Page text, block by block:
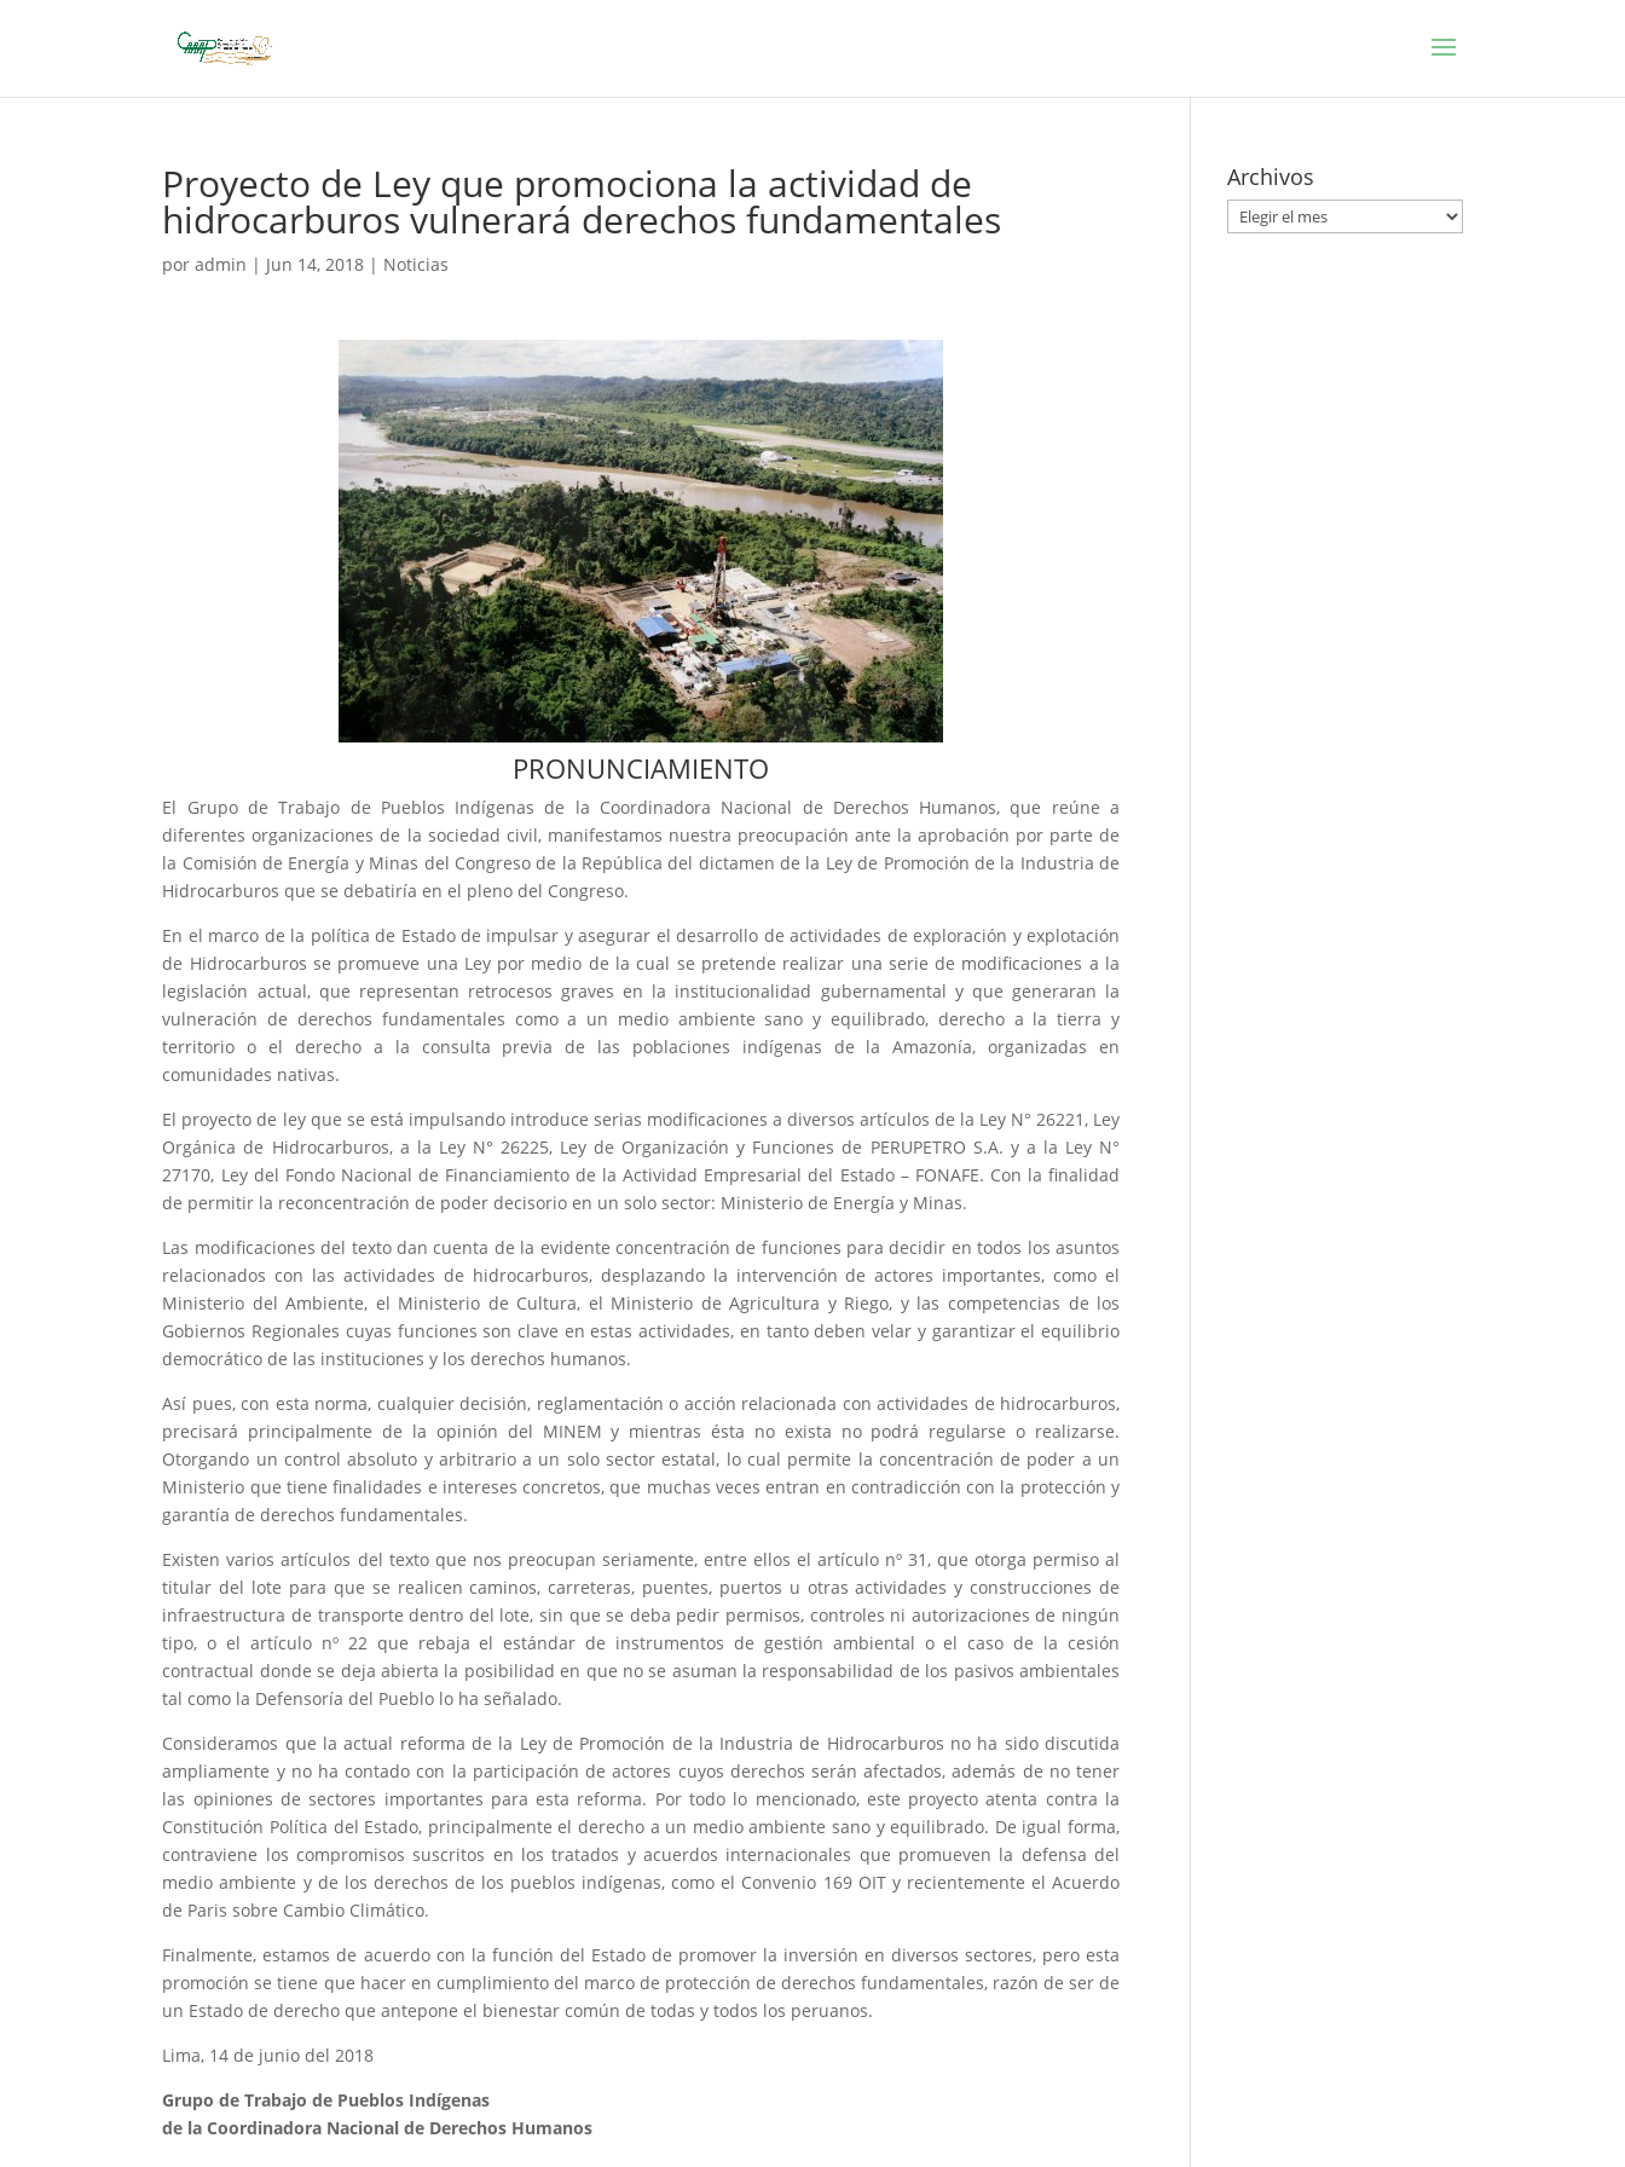
Proyecto de Ley que promociona la actividad de
hidrocarburos vulnerará derechos fundamentales
poradmin | Jun 14, 2018 | Noticias
PRONUNCIAMIENTO
El Grupo de Trabajo de Pueblos Indígenas de la Coordinadora Nacional de Derechos Humanos, que reúne a
diferentes organizaciones de la sociedad civil, manifestamos nuestra preocupación ante la aprobación por parte de
la Comisión de Energía y Minas del Congreso de la República del dictamen de la Ley de Promoción de la Industria de
Hidrocarburos que se debatiría en el pleno del Congreso.
En el marco de la política de Estado de impulsar y asegurar el desarrollo de actividades de exploración y explotación
de Hidrocarburos se promueve una Ley por medio de la cual se pretende realizar una serie de modificaciones a la
legislación actual, que representan retrocesos graves en la institucionalidad gubernamental y que generaran la
vulneración de derechos fundamentales como a un medio ambiente sano y equilibrado, derecho a la tierra y
territorio o el derecho a la consulta previa de las poblaciones indígenas de la Amazonía, organizadas en
comunidades nativas.
El proyecto de ley que se está impulsando introduce serias modificaciones a diversos artículos de la Ley N° 26221, Ley
Orgánica de Hidrocarburos, a la Ley N° 26225, Ley de Organización y Funciones de PERUPETRO S.A. y a la Ley N°
27170, Ley del Fondo Nacional de Financiamiento de la Actividad Empresarial del Estado – FONAFE. Con la finalidad
de permitir la reconcentración de poder decisorio en un solo sector: Ministerio de Energía y Minas.
Las modificaciones del texto dan cuenta de la evidente concentración de funciones para decidir en todos los asuntos
relacionados con las actividades de hidrocarburos, desplazando la intervención de actores importantes, como el
Ministerio del Ambiente, el Ministerio de Cultura, el Ministerio de Agricultura y Riego, y las competencias de los
Gobiernos Regionales cuyas funciones son clave en estas actividades, en tanto deben velar y garantizar el equilibrio
democrático de las instituciones y los derechos humanos.
Así pues, con esta norma, cualquier decisión, reglamentación o acción relacionada con actividades de hidrocarburos,
precisará principalmente de la opinión del MINEM y mientras ésta no exista no podrá regularse o realizarse.
Otorgando un control absoluto y arbitrario a un solo sector estatal, lo cual permite la concentración de poder a un
Ministerio que tiene finalidades e intereses concretos, que muchas veces entran en contradicción con la protección y
garantía de derechos fundamentales.
Existen varios artículos del texto que nos preocupan seriamente, entre ellos el artículo nº 31, que otorga permiso al
titular del lote para que se realicen caminos, carreteras, puentes, puertos u otras actividades y construcciones de
infraestructura de transporte dentro del lote, sin que se deba pedir permisos, controles ni autorizaciones de ningún
tipo, o el artículo nº 22 que rebaja el estándar de instrumentos de gestión ambiental o el caso de la cesión
contractual donde se deja abierta la posibilidad en que no se asuman la responsabilidad de los pasivos ambientales
tal como la Defensoría del Pueblo lo ha señalado.
Consideramos que la actual reforma de la Ley de Promoción de la Industria de Hidrocarburos no ha sido discutida
ampliamente y no ha contado con la participación de actores cuyos derechos serán afectados, además de no tener
las opiniones de sectores importantes para esta reforma. Por todo lo mencionado, este proyecto atenta contra la
Constitución Política del Estado, principalmente el derecho a un medio ambiente sano y equilibrado. De igual forma,
contraviene los compromisos suscritos en los tratados y acuerdos internacionales que promueven la defensa del
medio ambiente y de los derechos de los pueblos indígenas, como el Convenio 169 OIT y recientemente el Acuerdo
de Paris sobre Cambio Climático.
Finalmente, estamos de acuerdo con la función del Estado de promover la inversión en diversos sectores, pero esta
promoción se tiene que hacer en cumplimiento del marco de protección de derechos fundamentales, razón de ser de
un Estado de derecho que antepone el bienestar común de todas y todos los peruanos.
Lima, 14 de junio del 2018
Grupo de Trabajo de Pueblos Indígenas
de la Coordinadora Nacional de Derechos Humanos
Archivos
Archivos